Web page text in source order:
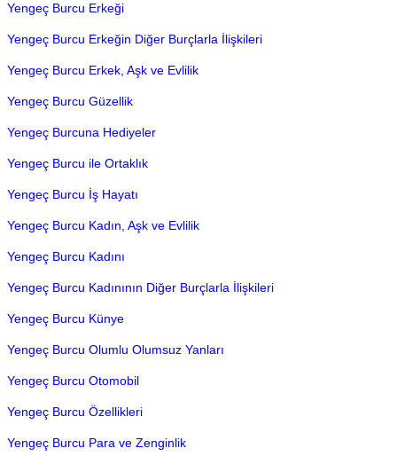
Yengeç Burcu Erkeği
Yengeç Burcu Erkeğin Diğer Burçlarla İlişkileri
Yengeç Burcu Erkek, Aşk ve Evlilik
Yengeç Burcu Güzellik
Yengeç Burcuna Hediyeler
Yengeç Burcu ile Ortaklık
Yengeç Burcu İş Hayatı
Yengeç Burcu Kadın, Aşk ve Evlilik
Yengeç Burcu Kadını
Yengeç Burcu Kadınının Diğer Burçlarla İlişkileri
Yengeç Burcu Künye
Yengeç Burcu Olumlu Olumsuz Yanları
Yengeç Burcu Otomobil
Yengeç Burcu Özellikleri
Yengeç Burcu Para ve Zenginlik